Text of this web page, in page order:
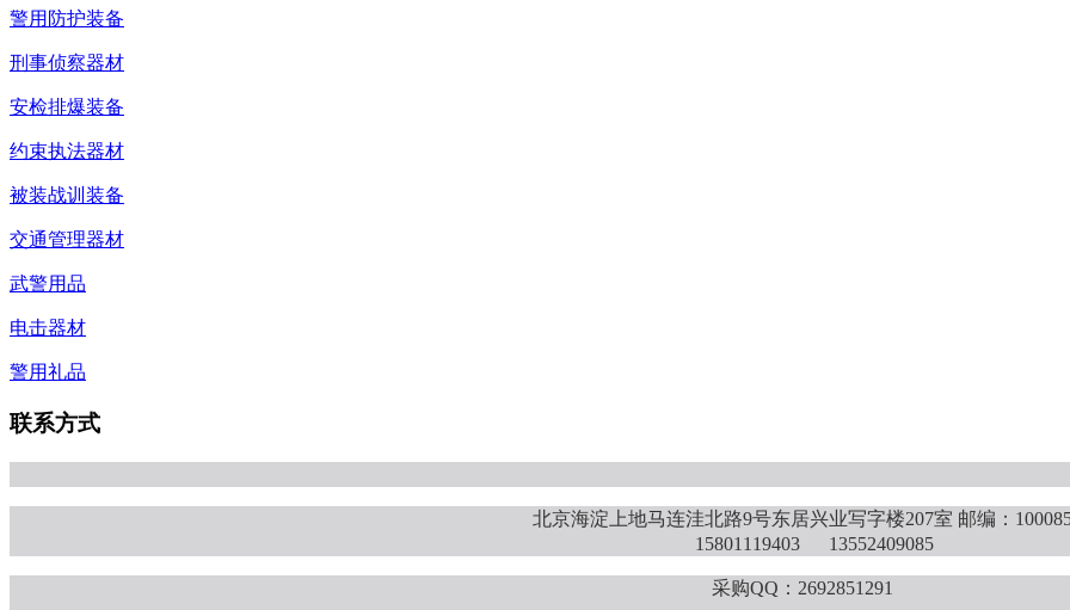
警用防护装备
刑事侦察器材
安检排爆装备
约束执法器材
被装战训装备
交通管理器材
武警用品
电击器材
警用礼品
联系方式
北京海淀上地马连洼北路9号东居兴业写字楼207室 邮编：
15801119403 13552409085
采购QQ：2692851291